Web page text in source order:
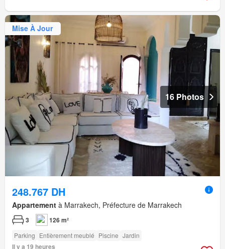
Mise À Jour
16 Photos
248.767 DH
Appartement à Marrakech, Préfecture de Marrakech
3 126 m²
Parking Entièrement meublé Piscine Jardin
Il y a 19 heures